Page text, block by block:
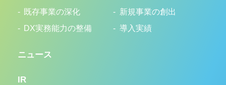
既存事業の深化
新規事業の創出
DX実務能力の整備
導入実績
ニュース
IR